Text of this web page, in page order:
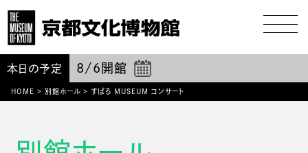
本日の予定 8/6 開館
HOME > 別館ホール> すばる MUSEUM コンサート